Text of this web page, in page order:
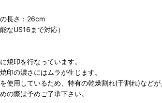
長さ：26cm
なUS16まで対応）
焼印を行なっています。
印の濃さにはムラが生じます。
使用しているため、特有の乾燥割れ(干割れ)など
の際は予めご了承下さい。